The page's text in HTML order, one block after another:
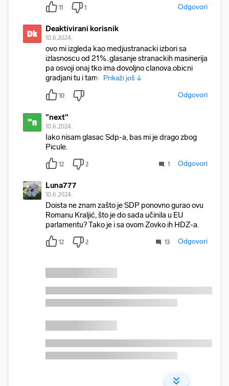
11 1 Odgovori
Dk Deaktivirani korisnik
10.6.2024.
ovo mi izgleda kao medjustranacki izbori sa
izlasnoscu od 21%..glasanje stranackih masinerija
pa osvoji onaj tko ima dovoljno clanova.obicni
gradjani tu i tamo Prikaži još ↓
10 Odgovori
"n "next"
10.6.2024.
Iako nisam glasac Sdp-a, bas mi je drago zbog
Picule.
12 2 1 Odgovori
Luna777
10.6.2024.
Doista ne znam zašto je SDP ponovno gurao ovu
Romanu Kraljić, što je do sada učinila u EU
parlamentu? Tako je i sa ovom Zovko ih HDZ-a.
12 2 13 Odgovori